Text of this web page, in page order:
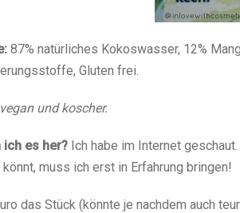
87% natürliches Kokoswasser, 12%
Gluten frei.
und koscher.
ich es her? Ich habe im Internet
muss ich erst in Erfahrung bringen!
das Stück (könnte je nachdem auch